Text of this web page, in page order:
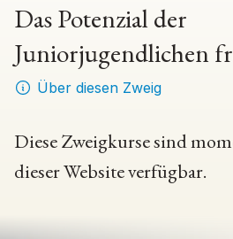
Das Potenzial der
Juniorjugendlichen
Über diesen Zweig
Diese Zweigkurse sind
dieser Website verfügbar.